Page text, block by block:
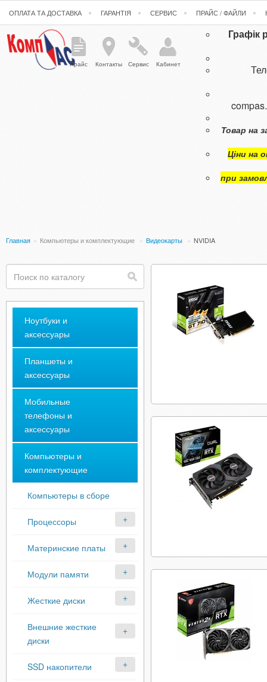
ОПЛАТА ТА ДОСТАВКА ГАРАНТІЯ СЕРВИС ПРАЙС / ФАЙЛИ
Прайс Контакты Сервис Кабинет
Графік
Товар на
Ціни на
при
Главная » Компьютеры и комплектующие » Видеокарты » NVIDIA
Ноутбуки и
аксессуары
Планшеты и
аксессуары
Мобильные
телефоны и
аксессуары
Компьютеры и
комплектующие
Компьютеры в сборе
Процессоры
Материнские платы
Модули памяти
Жесткие диски
Внешние жесткие
диски
SSD накопители